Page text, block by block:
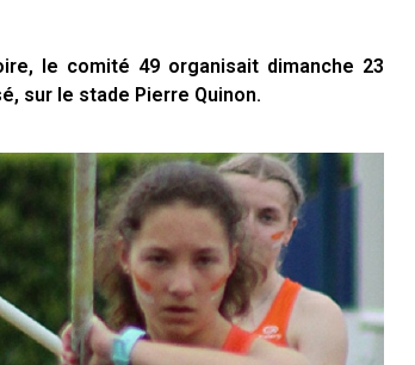
le comité 49 organisait dimanche 23
sur le stade Pierre Quinon.